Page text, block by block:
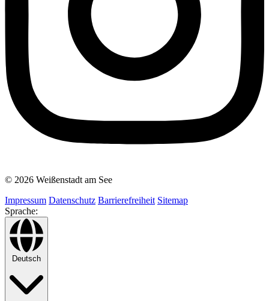
© 2026 Weißenstadt am See
Impressum Datenschutz Barrierefreiheit Sitemap
Sprache:
Deutsch